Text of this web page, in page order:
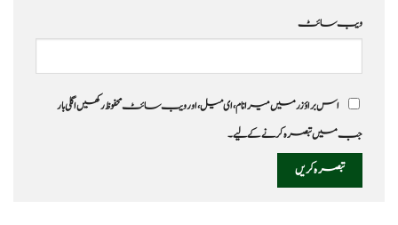
ویب‌ سائٹ
اس براؤزر میں میرا نام، ای میل، اور ویب سائٹ محفوظ رکھیں اگلی بار
جب میں تبصرہ کرنے کےلیے۔